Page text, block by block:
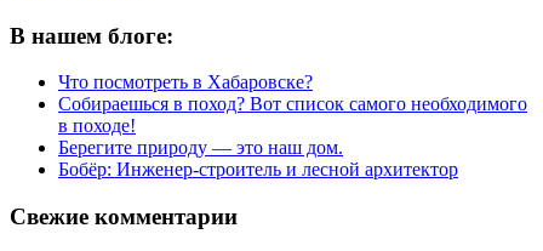
В нашем блоге:
Что посмотреть в Хабаровске?
Собираешься в поход? Вот список самого необходимого
в походе!
Берегите природу — это наш дом.
Бобёр: Инженер-строитель и лесной архитектор
Свежие комментарии